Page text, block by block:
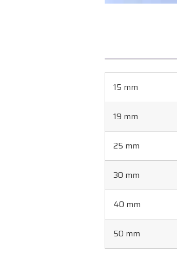
15 mm
19 mm
25 mm
30 mm
40 mm
50 mm